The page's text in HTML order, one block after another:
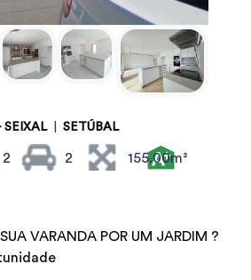
SEIXAL SETÚBAL
2 2 155.00m²
VARANDA POR UM JARDIM ?